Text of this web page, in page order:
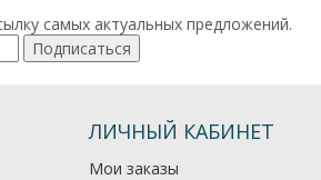
самых актуальных предложений.
Подписаться
ЛИЧНЫЙ КАБИНЕТ
Мои заказы